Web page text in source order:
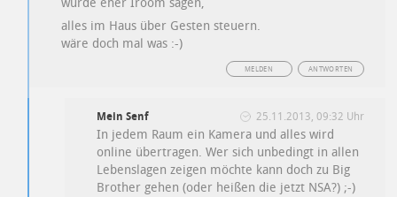
würde eher Iroom sagen,
alles im Haus über Gesten steuern.
wäre doch mal was :-)
ANTWORTEN
MELDEN
Mein Senf 25.11.2013, 09:32 Uhr
In jedem Raum ein Kamera und alles wird
online übertragen. Wer sich unbedingt in allen
Lebenslagen zeigen möchte kann doch zu Big
Brother gehen (oder heißen die jetzt NSA?) ;-)